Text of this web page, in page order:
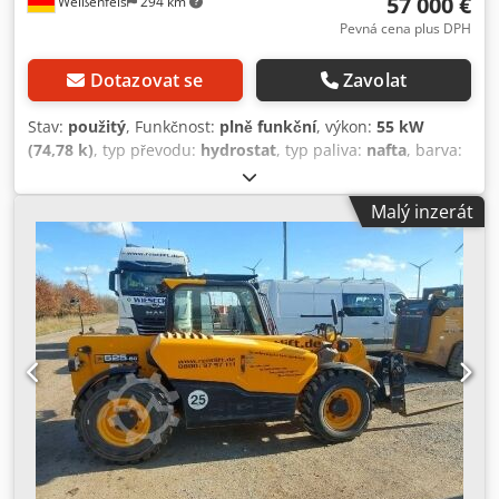
Pevná cena plus DPH
Dotazovat se Zavolat
Stav: použitý, Funkčnost: plně funkční, výkon: 55 kW
(74,78 k), typ převodu: hydrostat, typ paliva: nafta, barva:
5 580 kg
mm, počet míst k sezení:1, Rok výroby:2022, číslo
stroje/vozidla:2487158, Vybavení:Bezpečnostní kontrola
UVV, kabina, pohon všech kol
, Technické údaje Rok
výroby: 2022 Pracovní výška: 6,00 m Těžiště nákladu: 500
mm Maximální nosnost: 2500 kg Maximální nosnost při
maximální výšce zdvihu: 2000 kg Dcedpfx Aeyqzlzok Dsk
Maximální nosnost při maximálním dosahu: 800 kg Celkové
rozměry (D x Š x V): 3,38 m x 1,84 m x 1,89 m Celková
hmotnost: 5580 kg Výkon motoru: 55 kW Zdvihový objem:
2,5 l Přepravní rychlost: 30 km/h Plně funkční, běžné
známky používání
Malý inzerát